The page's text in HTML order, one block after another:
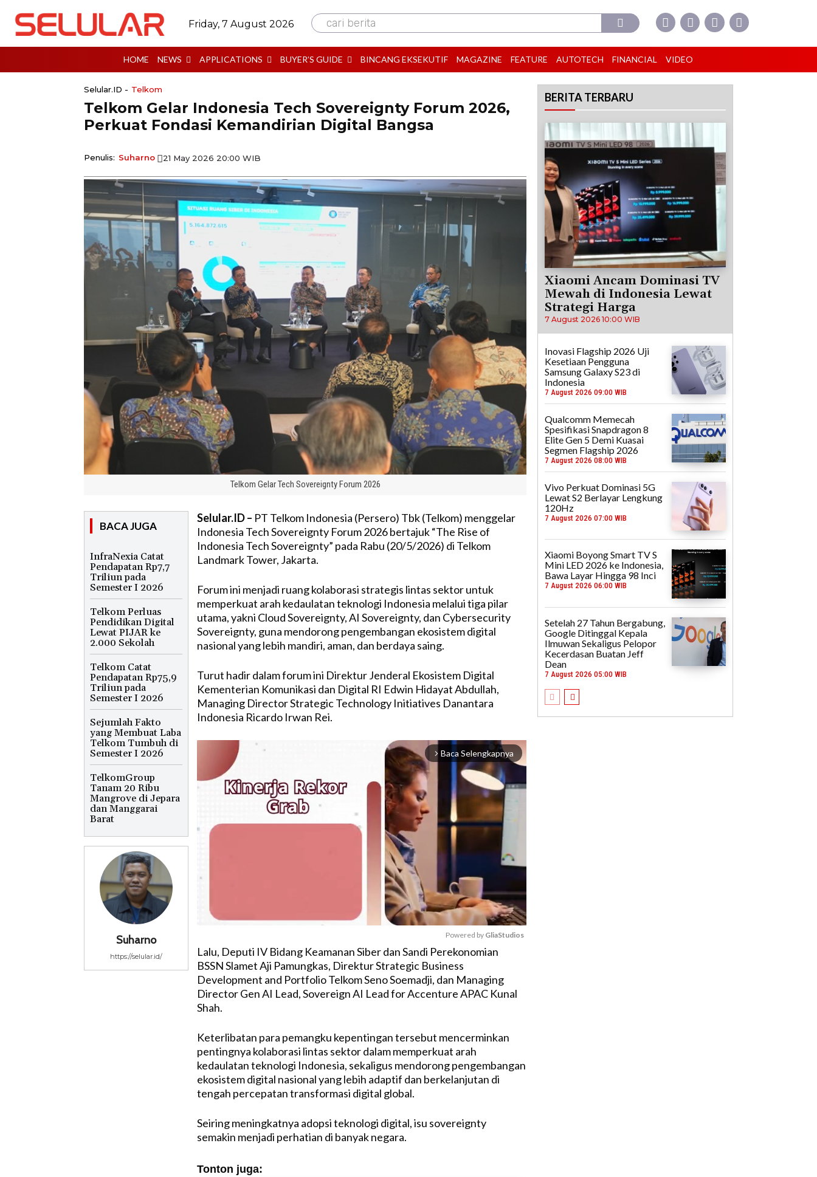
Friday, 7 August 2026 cari berita
HOME NEWS APPLICATIONS BUYER’S GUIDE BINCANG EKSEKUTIF MAGAZINE FEATURE AUTOTECH FINANCIAL VIDEO
Selular.ID - Telkom
Telkom Gelar Indonesia Tech Sovereignty Forum 2026,
Perkuat Fondasi Kemandirian Digital Bangsa
Penulis: Suharno 21 May 2026 20:00 WIB
Telkom Gelar Tech Sovereignty Forum 2026
BACA JUGA
InfraNexia Catat
Pendapatan Rp7,7
Triliun pada
Semester I 2026
Telkom Perluas
Pendidikan Digital
Lewat PIJAR ke
2.000 Sekolah
Telkom Catat
Pendapatan Rp75,9
Triliun pada
Semester I 2026
Sejumlah Fakto
yang Membuat Laba
Telkom Tumbuh di
Semester I 2026
TelkomGroup
Tanam 20 Ribu
Mangrove di Jepara
dan Manggarai
Barat
Suharno
https://selular.id/
Selular.ID – PT Telkom Indonesia (Persero) Tbk (Telkom) menggelar
Indonesia Tech Sovereignty Forum 2026 bertajuk “The Rise of
Indonesia Tech Sovereignty” pada Rabu (20/5/2026) di Telkom
Landmark Tower, Jakarta.
Forum ini menjadi ruang kolaborasi strategis lintas sektor untuk
memperkuat arah kedaulatan teknologi Indonesia melalui tiga pilar
utama, yakni Cloud Sovereignty, AI Sovereignty, dan Cybersecurity
Sovereignty, guna mendorong pengembangan ekosistem digital
nasional yang lebih mandiri, aman, dan berdaya saing.
Turut hadir dalam forum ini Direktur Jenderal Ekosistem Digital
Kementerian Komunikasi dan Digital RI Edwin Hidayat Abdullah,
Managing Director Strategic Technology Initiatives Danantara
Indonesia Ricardo Irwan Rei.
arrow_forward_ios Baca Selengkapnya
u
Powered by GliaStudios
Lalu, Deputi IV Bidang Keamanan Siber dan Sandi Perekonomian
BSSN Slamet Aji Pamungkas, Direktur Strategic Business
Development and Portfolio Telkom Seno Soemadji, dan Managing
Director Gen AI Lead, Sovereign AI Lead for Accenture APAC Kunal
Shah.
Keterlibatan para pemangku kepentingan tersebut mencerminkan
pentingnya kolaborasi lintas sektor dalam memperkuat arah
kedaulatan teknologi Indonesia, sekaligus mendorong pengembangan
ekosistem digital nasional yang lebih adaptif dan berkelanjutan di
tengah percepatan transformasi digital global.
Seiring meningkatnya adopsi teknologi digital, isu sovereignty
semakin menjadi perhatian di banyak negara.
Tonton juga:
BERITA TERBARU
Xiaomi Ancam Dominasi TV
Mewah di Indonesia Lewat
Strategi Harga
7 August 2026 10:00 WIB
Inovasi Flagship 2026 Uji
Kesetiaan Pengguna
Samsung Galaxy S23 di
Indonesia
7 August 2026 09:00 WIB
Qualcomm Memecah
Spesifikasi Snapdragon 8
Elite Gen 5 Demi Kuasai
Segmen Flagship 2026
7 August 2026 08:00 WIB
Vivo Perkuat Dominasi 5G
Lewat S2 Berlayar Lengkung
120Hz
7 August 2026 07:00 WIB
Xiaomi Boyong Smart TV S
Mini LED 2026 ke Indonesia,
Bawa Layar Hingga 98 Inci
7 August 2026 06:00 WIB
Setelah 27 Tahun Bergabung,
Google Ditinggal Kepala
Ilmuwan Sekaligus Pelopor
Kecerdasan Buatan Jeff
Dean
7 August 2026 05:00 WIB